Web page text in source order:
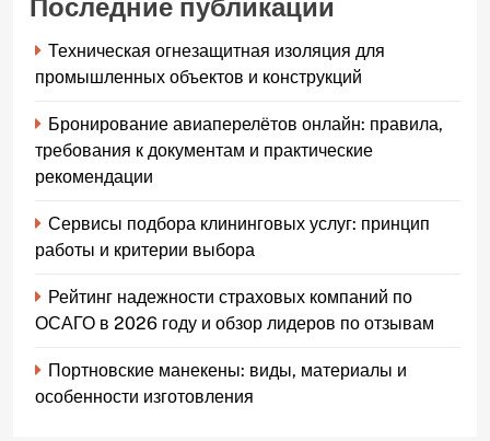
Последние публикации
Техническая огнезащитная изоляция для
промышленных объектов и конструкций
Бронирование авиаперелётов онлайн: правила,
требования к документам и практические
рекомендации
Сервисы подбора клининговых услуг: принцип
работы и критерии выбора
Рейтинг надежности страховых компаний по
ОСАГО в 2026 году и обзор лидеров по отзывам
Портновские манекены: виды, материалы и
особенности изготовления